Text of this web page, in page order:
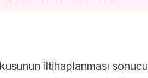
iltihaplanması sonucu